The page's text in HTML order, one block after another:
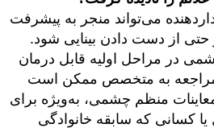
می‌تواند منجر به پیشرفت
از دست دادن بینایی شود.
در مراحل اولیه قابل درمان
مراجعه به متخصص ممکن است
معاینات منظم چشمی، به‌ویژه برای
بالای ۴۰ سال یا کسانی که سابقه خانوادگی